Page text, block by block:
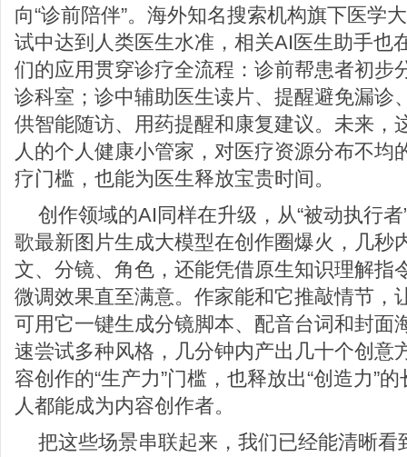
向“诊前陪伴”。海外知名搜索机构旗下医学
试中达到人类医生水准，相关AI医生助手也
们的应用贯穿诊疗全流程：诊前帮患者初步
诊科室；诊中辅助医生读片、提醒避免漏诊
供智能随访、用药提醒和康复建议。未来，
人的个人健康小管家，对医疗资源分布不均
疗门槛，也能为医生释放宝贵时间。
创作领域的AI同样在升级，从“被动执行者
歌最新图片生成大模型在创作圈爆火，几秒
文、分镜、角色，还能凭借原生知识理解指
微调效果直至满意。作家能和它推敲情节，
可用它一键生成分镜脚本、配音台词和封面
速尝试多种风格，几分钟内产出几十个创意
容创作的“生产力”门槛，也释放出“创造力”
人都能成为内容创作者。
把这些场景串联起来，我们已经能清晰